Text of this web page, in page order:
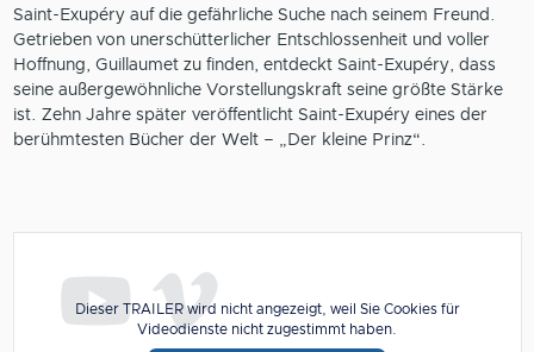
Dieser TRAILER wird nicht angezeigt, weil Sie Cookies für
Videodienste nicht zugestimmt haben.
Saint-Exupéry auf die gefährliche Suche nach seinem Freund.
Getrieben von unerschütterlicher Entschlossenheit und voller
Hoffnung, Guillaumet zu finden, entdeckt Saint-Exupéry, dass
seine außergewöhnliche Vorstellungskraft seine größte Stärke
ist. Zehn Jahre später veröffentlicht Saint-Exupéry eines der
berühmtesten Bücher der Welt – „Der kleine Prinz“.